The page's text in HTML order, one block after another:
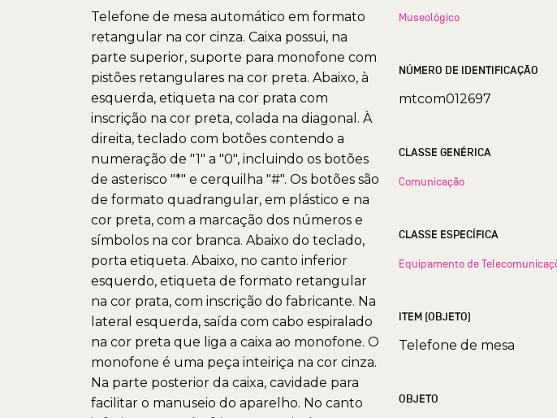
Telefone de mesa automático em formato
retangular na cor cinza. Caixa possui, na
parte superior, suporte para monofone com
pistões retangulares na cor preta. Abaixo, à
esquerda, etiqueta na cor prata com
inscrição na cor preta, colada na diagonal. À
direita, teclado com botões contendo a
numeração de "1" a "0", incluindo os botões
de asterisco "*" e cerquilha "#". Os botões são
de formato quadrangular, em plástico e na
cor preta, com a marcação dos números e
símbolos na cor branca. Abaixo do teclado,
porta etiqueta. Abaixo, no canto inferior
esquerdo, etiqueta de formato retangular
na cor prata, com inscrição do fabricante. Na
lateral esquerda, saída com cabo espiralado
na cor preta que liga a caixa ao monofone. O
monofone é uma peça inteiriça na cor cinza.
Na parte posterior da caixa, cavidade para
facilitar o manuseio do aparelho. No canto
Museológico
NÚMERO DE IDENTIFICAÇÃO
mtcom012697
CLASSE GENÉRICA
Comunicação
CLASSE ESPECÍFICA
Equipamento de
ITEM (OBJETO)
Telefone de mesa
OBJETO